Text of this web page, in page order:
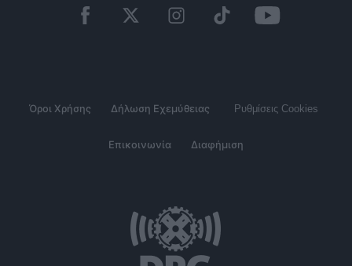
Όροι Χρήσης Δήλωση Εχεμύθειας Ρυθμίσεις Cookies
Επικοινωνία Διαφήμιση